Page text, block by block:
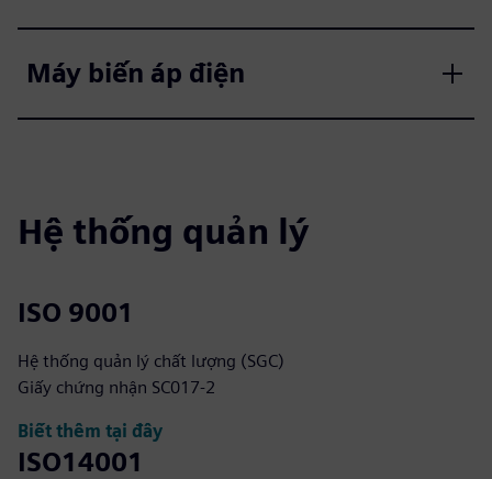
Máy biến áp điện
Hệ thống quản lý
ISO 9001
Hệ thống quản lý chất lượng (SGC)
Giấy chứng nhận SC017-2
Biết thêm tại đây
ISO14001